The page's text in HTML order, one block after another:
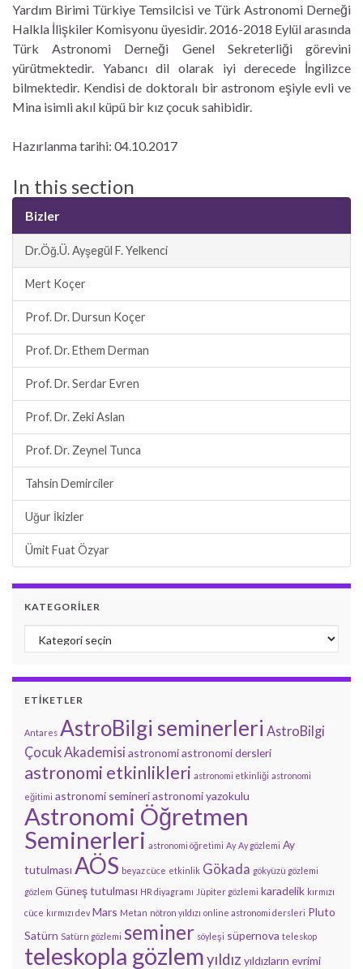
Yardım Birimi Türkiye Temsilcisi ve Türk Astronomi Derneği
Halkla İlişkiler Komisyonu üyesidir. 2016-2018 Eylül arasında
Türk Astronomi Derneği Genel Sekreterliği görevini
yürütmektedir. Yabancı dil olarak iyi derecede İngilizce
bilmektedir. Kendisi de doktoralı bir astronom eşiyle evli ve
Mina isimli akıl küpü bir kız çocuk sahibidir.
Hazırlanma tarihi: 04.10.2017
In this section
Bizler
Dr.Öğ.Ü. Ayşegül F. Yelkenci
Mert Koçer
Prof. Dr. Dursun Koçer
Prof. Dr. Ethem Derman
Prof. Dr. Serdar Evren
Prof. Dr. Zeki Aslan
Prof. Dr. Zeynel Tunca
Tahsin Demirciler
Uğur İkizler
Ümit Fuat Özyar
KATEGORILER
Kategoriler
ETIKETLER
Antares AstroBilgi seminerleri AstroBilgi
Çocuk Akademisi astronomiastronomi dersleri
astronomi etkinlikleri astronomi etkinliği astronomi
eğitimi astronomi semineriastronomi yazokulu
Astronomi Öğretmen
Seminerleri astronomi öğretimi Ay Ay gözlemi Ay
tutulması AÖS beyaz cüce etkinlik Gökada gökyüzü gözlemi
gözlem Güneş tutulması HR diyagramı Jüpiter gözlemi karadelik kırmızı
cüce kırmızı dev Mars Metan nötron yıldızı online astronomi dersleri Pluto
Satürn Satürn gözlemi seminer söyleşi süpernova teleskop
teleskopla gözlemyıldız yıldızların evrimi